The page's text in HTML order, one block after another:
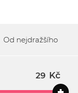
Od nejdražšího
Kč